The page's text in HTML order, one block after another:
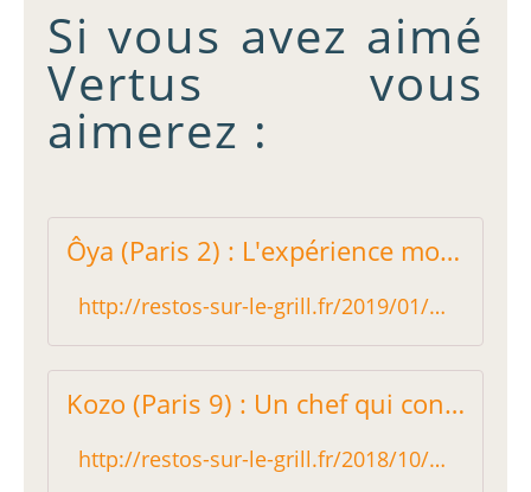
Si vous avez aimé
Vertus vous
aimerez :
Ôya (Paris 2) : L'expérience mono-produit - Restos sur le Grill - Blog critique des restaurants de Paris indépendant !
http://restos-sur-le-grill.fr/2019/01/oya-paris-2-l-experience-mono-produit.html
Kozo (Paris 9) : Un chef qui connaît ses classiques ! - Restos sur le Grill - Blog critique des restaurants de Paris indépendant !
http://restos-sur-le-grill.fr/2018/10/kozo-paris-9-un-chef-qui-connait-ses-classiques.html